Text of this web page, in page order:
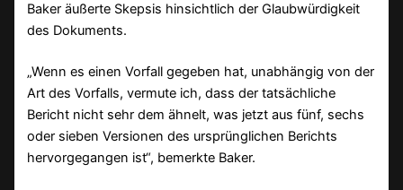
Baker äußerte Skepsis hinsichtlich der Glaubwürdigkeit
des Dokuments.
„Wenn es einen Vorfall gegeben hat, unabhängig von der
Art des Vorfalls, vermute ich, dass der tatsächliche
Bericht nicht sehr dem ähnelt, was jetzt aus fünf, sechs
oder sieben Versionen des ursprünglichen Berichts
hervorgegangen ist“, bemerkte Baker.